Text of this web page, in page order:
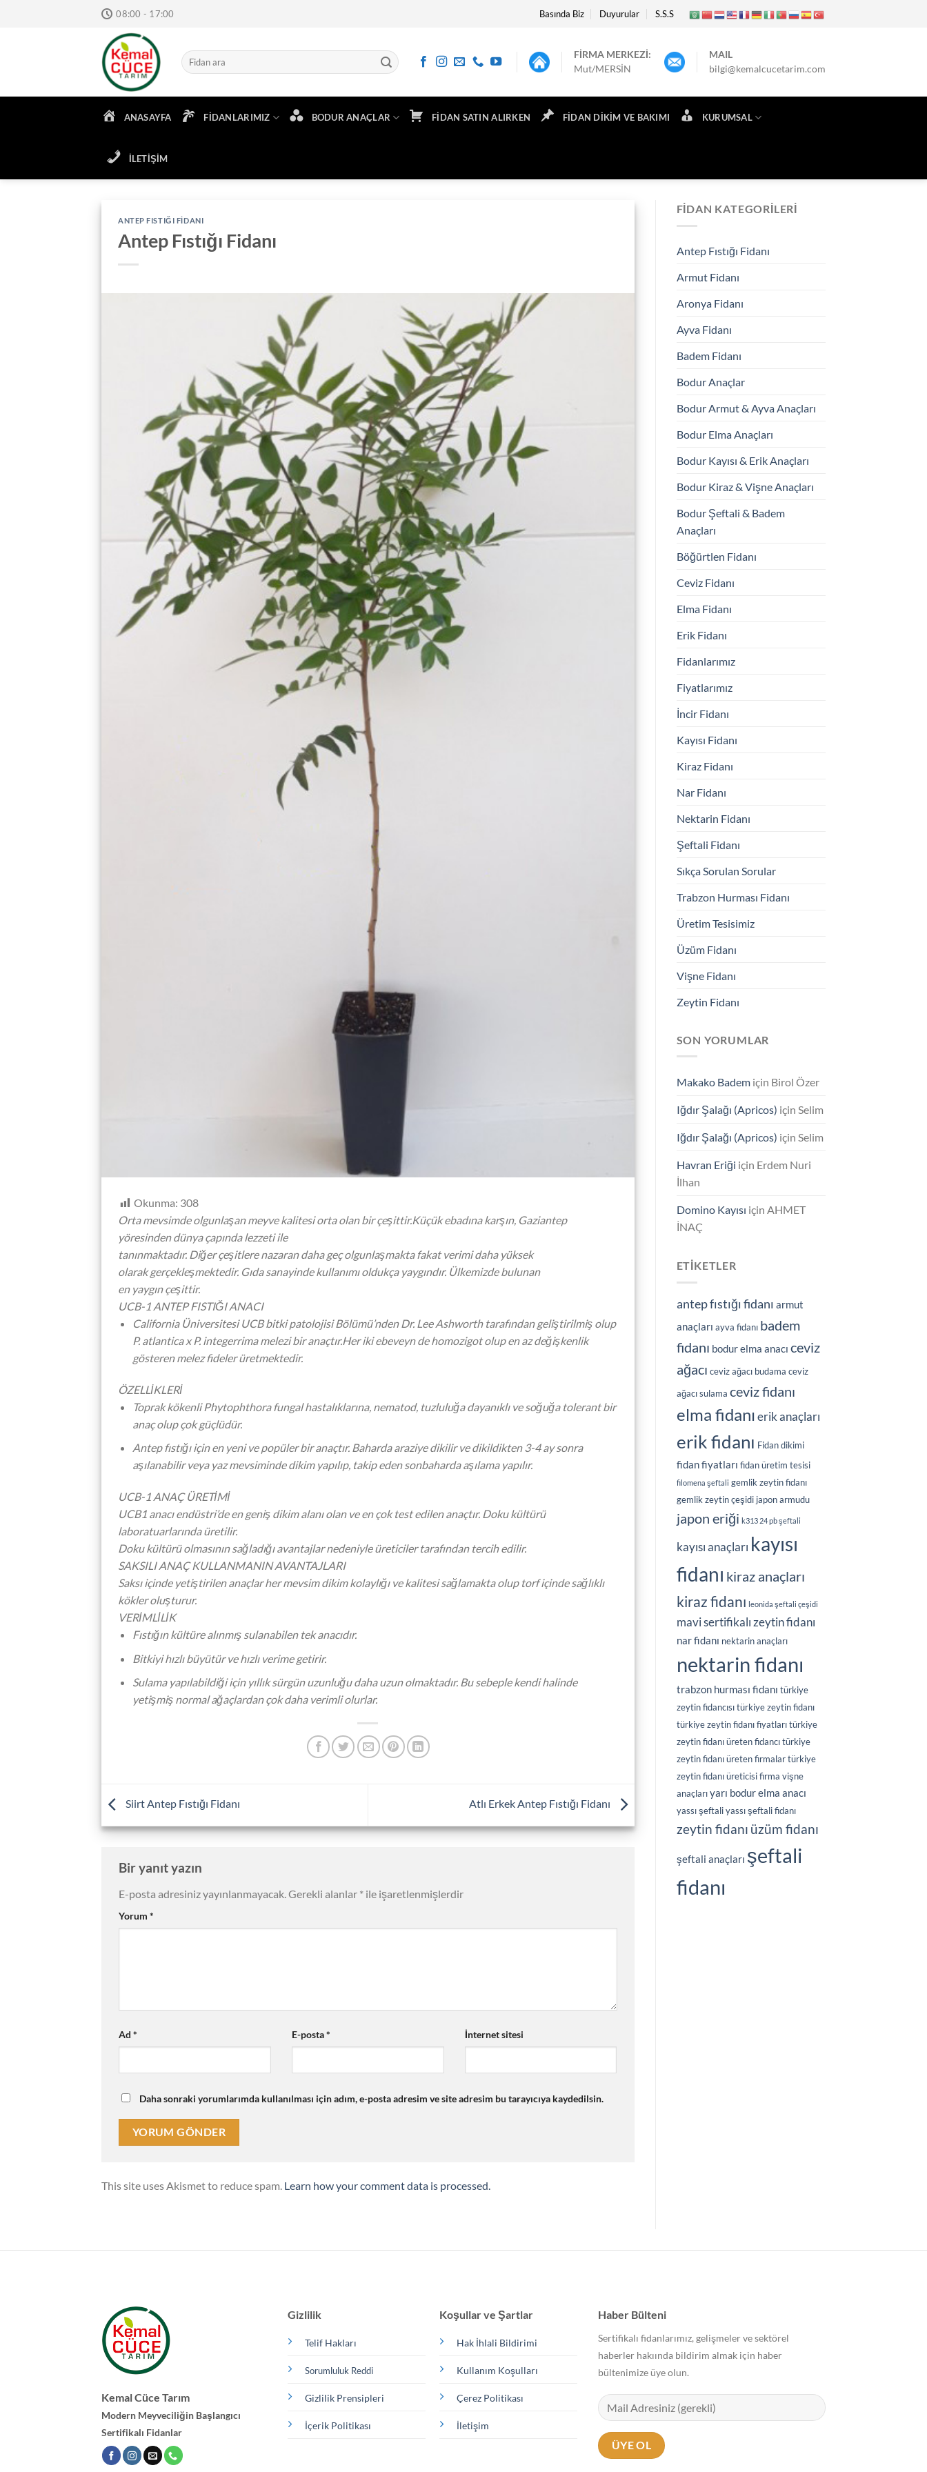
08:00 - 17:00 Basında Biz Duyurular S.S.S
FİRMA MERKEZİ:
Mut/MERSİN
MAIL
bilgi@kemalcucetarim.com
ANASAYFA FIDANLARIMIZ BODUR ANAÇLAR FIDAN SATIN ALIRKEN FIDAN DIKIM VE BAKIMI KURUMSAL
İLETIŞIM
ANTEP FISTIĞI FIDANI
Antep Fıstığı Fidanı
Okunma: 308
Orta mevsimde olgunlaşan meyve kalitesi orta olan bir çeşittir.Küçük ebadına karşın, Gaziantep
yöresinden dünya çapında lezzeti ile
tanınmaktadır. Diğer çeşitlere nazaran daha geç olgunlaşmakta fakat verimi daha yüksek
olarak gerçekleşmektedir. Gıda sanayinde kullanımı oldukça yaygındır. Ülkemizde bulunan
en yaygın çeşittir.
UCB-1 ANTEP FISTIĞI ANACI
California Üniversitesi UCB bitki patolojisi Bölümü’nden Dr. Lee Ashworth tarafından geliştirilmiş olup
P. atlantica x P. integerrima melezi bir anaçtır.Her iki ebeveyn de homozigot olup en az değişkenlik
gösteren melez fideler üretmektedir.
ÖZELLİKLERİ
Toprak kökenli Phytophthora fungal hastalıklarına, nematod, tuzluluğa dayanıklı ve soğuğa tolerant bir
anaç olup çok güçlüdür.
Antep fıstığı için en yeni ve popüler bir anaçtır. Baharda araziye dikilir ve dikildikten 3-4 ay sonra
aşılanabilir veya yaz mevsiminde dikim yapılıp, takip eden sonbaharda aşılama yapılır.
UCB-1 ANAÇ ÜRETİMİ
UCB1 anacı endüstri’de en geniş dikim alanı olan ve en çok test edilen anaçtır. Doku kültürü
laboratuarlarında üretilir.
Doku kültürü olmasının sağladığı avantajlar nedeniyle üreticiler tarafından tercih edilir.
SAKSILI ANAÇ KULLANMANIN AVANTAJLARI
Saksı içinde yetiştirilen anaçlar her mevsim dikim kolaylığı ve kalitesi sağlamakta olup torf içinde sağlıklı
kökler oluşturur.
VERİMLİLİK
Fıstığın kültüre alınmış sulanabilen tek anacıdır.
Bitkiyi hızlı büyütür ve hızlı verime getirir.
Sulama yapılabildiği için yıllık sürgün uzunluğu daha uzun olmaktadır. Bu sebeple kendi halinde
yetişmiş normal ağaçlardan çok daha verimli olurlar.
Siirt Antep Fıstığı Fidanı Atlı Erkek Antep Fıstığı Fidanı
Bir yanıt yazın
E-posta adresiniz yayınlanmayacak.Gerekli alanlar * ile işaretlenmişlerdir
Yorum *
Ad * E-posta* İnternet sitesi
Daha sonraki yorumlarımda kullanılması için adım, e-posta adresim ve site adresim bu tarayıcıya kaydedilsin.
This site uses Akismet to reduce spam. Learn how your comment data is processed.
FIDAN KATEGORILERI
Antep Fıstığı Fidanı
Armut Fidanı
Aronya Fidanı
Ayva Fidanı
Badem Fidanı
Bodur Anaçlar
Bodur Armut & Ayva Anaçları
Bodur Elma Anaçları
Bodur Kayısı & Erik Anaçları
Bodur Kiraz & Vişne Anaçları
Bodur Şeftali & Badem
Anaçları
Böğürtlen Fidanı
Ceviz Fidanı
Elma Fidanı
Erik Fidanı
Fidanlarımız
Fiyatlarımız
İncir Fidanı
Kayısı Fidanı
Kiraz Fidanı
Nar Fidanı
Nektarin Fidanı
Şeftali Fidanı
Sıkça Sorulan Sorular
Trabzon Hurması Fidanı
Üretim Tesisimiz
Üzüm Fidanı
Vişne Fidanı
Zeytin Fidanı
SON YORUMLAR
Makako Bademiçin Birol Özer
Iğdır Şalağı (Apricos) için Selim
Iğdır Şalağı (Apricos) için Selim
Havran Eriği için Erdem Nuri
İlhan
Domino Kayısı için AHMET
İNAÇ
ETIKETLER
antep fıstığı fidanı armut
anaçları ayva fidanı badem
fidanı bodur elma anacı ceviz
ağacı ceviz ağacı budama ceviz
ağacı sulama ceviz fidanı
elma fidanı erik anaçları
erik fidanı Fidan dikimi
fidan fiyatları fidan üretim tesisi
filomena şeftali gemlik zeytin fidanı
gemlik zeytin çeşidi japon armudu
japon eriği k313 24 pb şeftali
kayısı anaçları kayısı
fidanı kiraz anaçları
kiraz fidanı leonida şeftali çeşidi
mavi sertifikalı zeytin fidanı
nar fidanı nektarin anaçları
nektarin fidanı
trabzon hurması fidanı türkiye
zeytin fidancısı türkiye zeytin fidanı
türkiye zeytin fidanı fiyatları türkiye
zeytin fidanı üreten fidancı türkiye
zeytin fidanı üreten firmalar türkiye
zeytin fidanı üreticisi firma vişne
anaçları yarı bodur elma anacı
yassı şeftali yassı şeftali fidanı
zeytin fidanı üzüm fidanı
şeftali anaçları şeftali
fidanı
Kemal Cüce Tarım
Modern Meyveciliğin Başlangıcı
Sertifikalı Fidanlar
Gizlilik
Telif Hakları
Sorumluluk Reddi
Gizlilik Prensipleri
İçerik Politikası
Koşullar ve Şartlar
Hak İhlali Bildirimi
Kullanım Koşulları
Çerez Politikası
İletişim
Haber Bülteni
Sertifikalı fidanlarımız, gelişmeler ve sektörel
haberler hakıında bildirim almak için haber
bültenimize üye olun.